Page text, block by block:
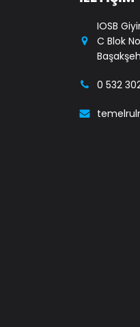
IOSB
C Blok
0 532